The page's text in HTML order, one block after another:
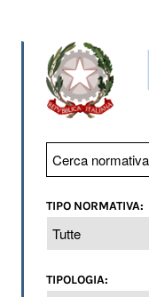
TIPO NORMATIVA:
TIPOLOGIA: